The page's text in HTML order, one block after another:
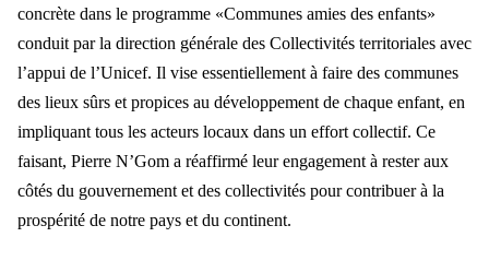
concrète dans le programme «Communes amies des enfants»
conduit par la direction générale des Collectivités territoriales avec
l’appui de l’Unicef. Il vise essentiellement à faire des communes
des lieux sûrs et propices au développement de chaque enfant, en
impliquant tous les acteurs locaux dans un effort collectif. Ce
faisant, Pierre N’Gom a réaffirmé leur engagement à rester aux
côtés du gouvernement et des collectivités pour contribuer à la
prospérité de notre pays et du continent.